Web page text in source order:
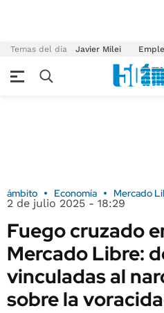
Temas del día Javier Milei
ámbito Economía Mercado
2 de julio 2025 - 18:29
Fuego cruzado
Mercado Libre:
vinculadas al
sobre la